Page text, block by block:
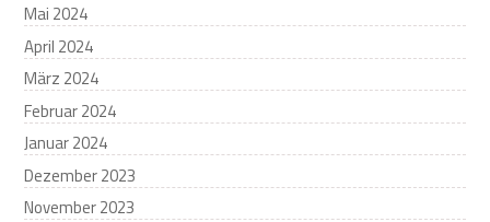
Mai 2024
April 2024
März 2024
Februar 2024
Januar 2024
Dezember 2023
November 2023